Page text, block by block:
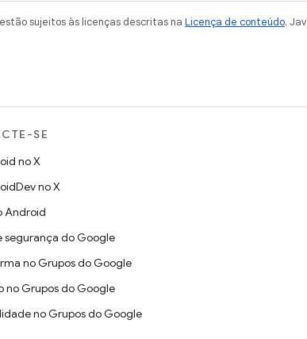
sujeitos às licenças descritas na Licença de conteúdo.
SE
no X
no X
Android
segurança do Google
no Grupos do Google
no Grupos do Google
no Grupos do Google